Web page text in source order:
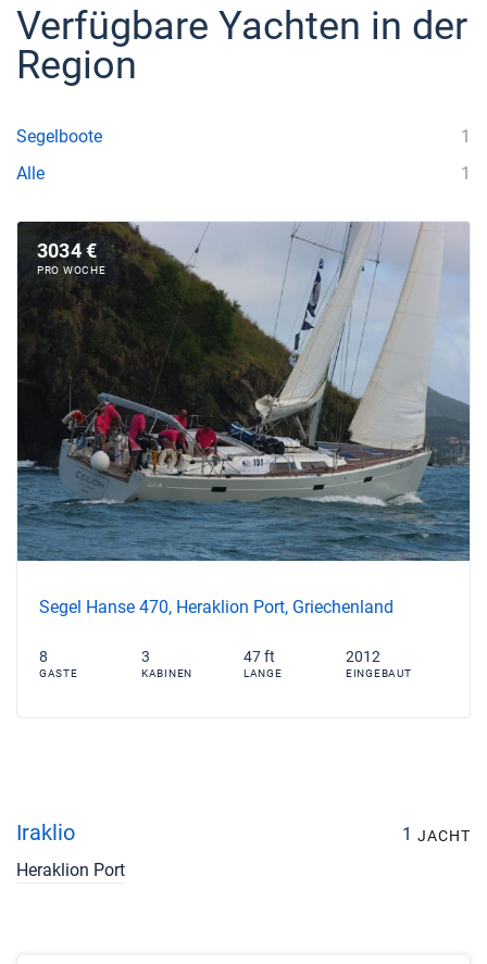
Verfügbare Yachten in der
Region
Segelboote
1
Alle
1
3034 €
PRO WOCHE
Segel Hanse 470, Heraklion Port, Griechenland
8
GASTE
3
KABINEN
47 ft
LANGE
2012
EINGEBAUT
Iraklio 1 JACHT
Heraklion Port